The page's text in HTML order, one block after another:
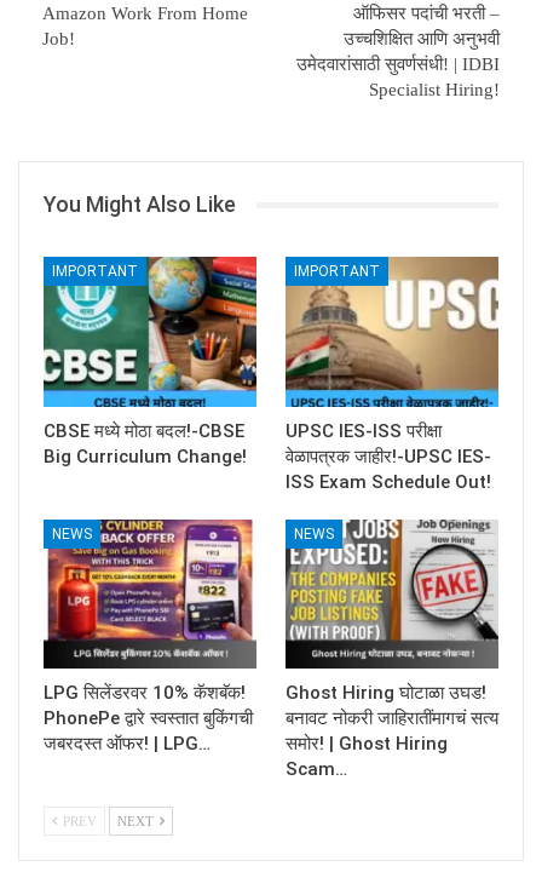
Amazon Work From Home
Job!
ऑफिसर पदांची भरती –
उच्चशिक्षित आणि अनुभवी
उमेदवारांसाठी सुवर्णसंधी! | IDBI
Specialist Hiring!
You Might Also Like
IMPORTANT
CBSE मध्ये मोठा बदल!-CBSE
Big Curriculum Change!
IMPORTANT
UPSC IES-ISS परीक्षा
वेळापत्रक जाहीर!-UPSC IES-
ISS Exam Schedule Out!
NEWS
LPG सिलेंडरवर 10% कॅशबॅक!
PhonePe द्वारे स्वस्तात बुकिंगची
जबरदस्त ऑफर! | LPG…
NEWS
Ghost Hiring घोटाळा उघड!
बनावट नोकरी जाहिरातींमागचं सत्य
समोर! | Ghost Hiring
Scam…
PREV NEXT